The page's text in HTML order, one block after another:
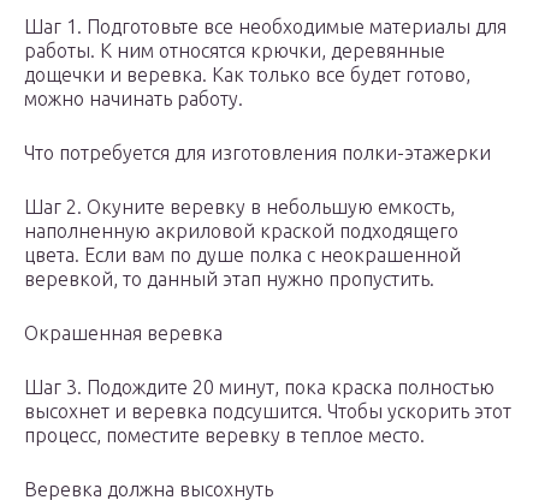
Шаг 1. Подготовьте все необходимые материалы для
работы. К ним относятся крючки, деревянные
дощечки и веревка. Как только все будет готово,
можно начинать работу.
Что потребуется для изготовления полки-этажерки
Шаг 2. Окуните веревку в небольшую емкость,
наполненную акриловой краской подходящего
цвета. Если вам по душе полка с неокрашенной
веревкой, то данный этап нужно пропустить.
Окрашенная веревка
Шаг 3. Подождите 20 минут, пока краска полностью
высохнет и веревка подсушится. Чтобы ускорить этот
процесс, поместите веревку в теплое место.
Веревка должна высохнуть